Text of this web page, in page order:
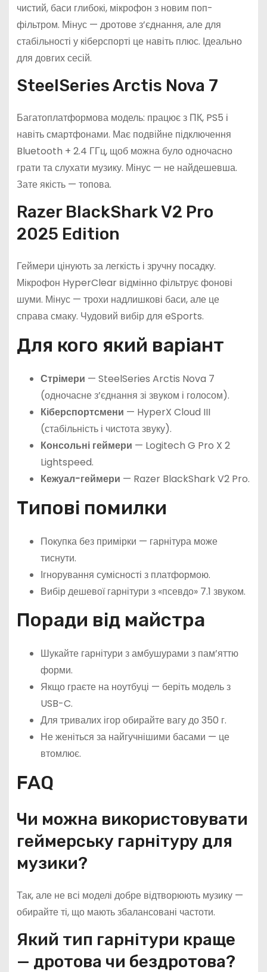
чистий, баси глибокі, мікрофон з новим поп-
фільтром. Мінус — дротове з’єднання, але для
стабільності у кіберспорті це навіть плюс. Ідеально
для довгих сесій.
SteelSeries Arctis Nova 7
Багатоплатформова модель: працює з ПК, PS5 і
навіть смартфонами. Має подвійне підключення
Bluetooth + 2.4 ГГц, щоб можна було одночасно
грати та слухати музику. Мінус — не найдешевша.
Зате якість — топова.
Razer BlackShark V2 Pro
2025 Edition
Геймери цінують за легкість і зручну посадку.
Мікрофон HyperClear відмінно фільтрує фонові
шуми. Мінус — трохи надлишкові баси, але це
справа смаку. Чудовий вибір для eSports.
Для кого який варіант
Стрімери — SteelSeries Arctis Nova 7
(одночасне з’єднання зі звуком і голосом).
Кіберспортсмени — HyperX Cloud III
(стабільність і чистота звуку).
Консольні геймери — Logitech G Pro X 2
Lightspeed.
Кежуал-геймери — Razer BlackShark V2 Pro.
Типові помилки
Покупка без примірки — гарнітура може
тиснути.
Ігнорування сумісності з платформою.
Вибір дешевої гарнітури з «псевдо» 7.1 звуком.
Поради від майстра
Шукайте гарнітури з амбушурами з пам’яттю
форми.
Якщо граєте на ноутбуці — беріть модель з
USB-C.
Для тривалих ігор обирайте вагу до 350 г.
Не женіться за найгучнішими басами — це
втомлює.
FAQ
Чи можна використовувати
геймерську гарнітуру для
музики?
Так, але не всі моделі добре відтворюють музику —
обирайте ті, що мають збалансовані частоти.
Який тип гарнітури краще
— дротова чи бездротова?